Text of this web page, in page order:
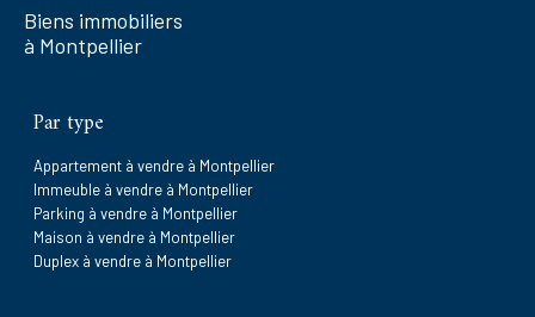
Biens immobiliers
à Montpellier
Par type
Appartement à vendre à Montpellier
Immeuble à vendre à Montpellier
Parking à vendre à Montpellier
Maison à vendre à Montpellier
Duplex à vendre à Montpellier